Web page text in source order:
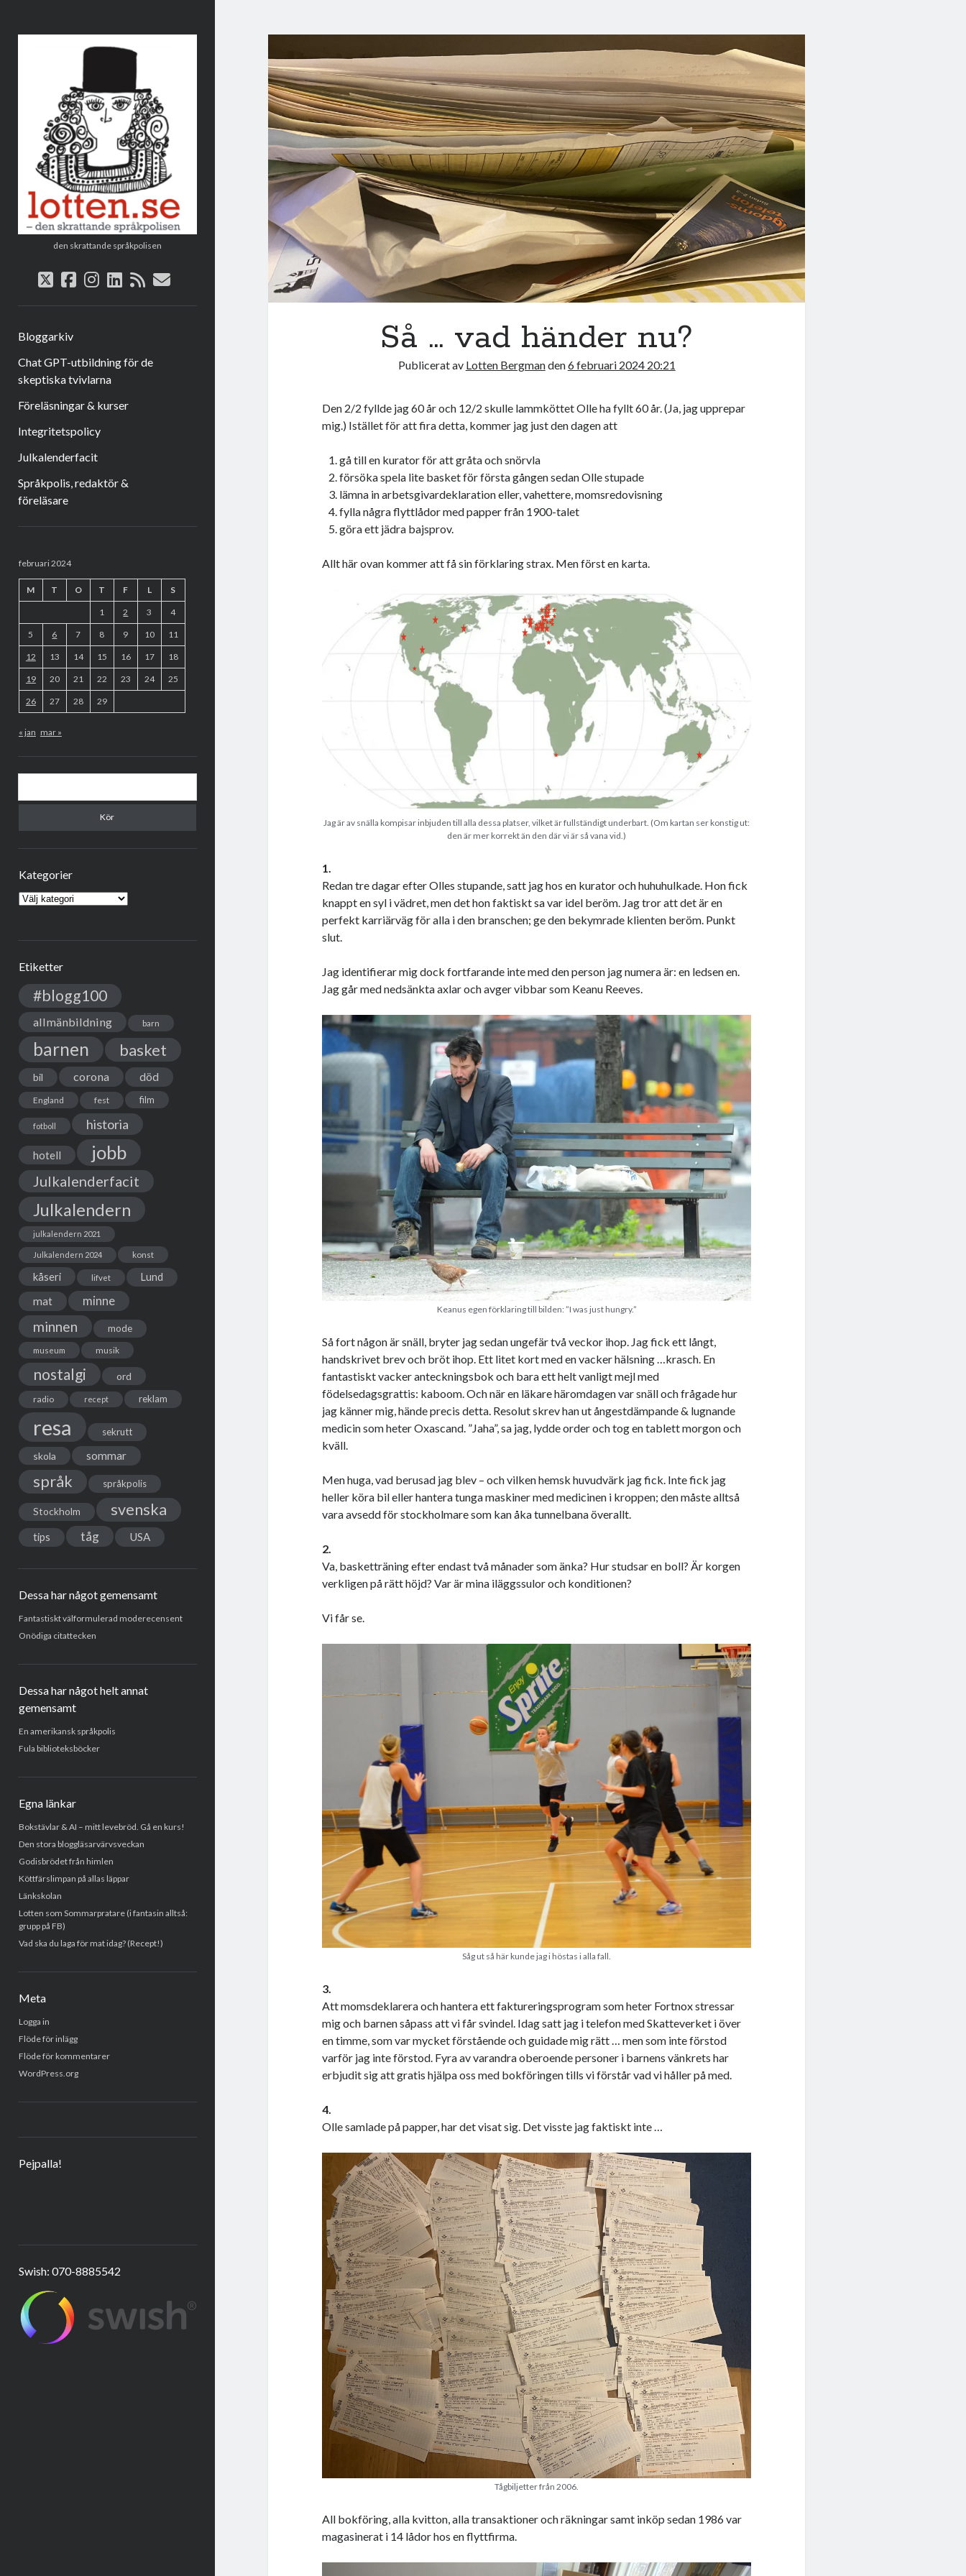
den skrattande språkpolisen
twitter
facebook
instagram
linkedin
rsse-
Bloggarkiv
Chat GPT-utbildning för de
skeptiska tvivlarna
Föreläsningar & kurser
Integritetspolicy
Julkalenderfacit
Språkpolis, redaktör &
föreläsare
februari 2024
M T O T F L S
1 2 3 4
5 6 7 8 9 10 11
12 13 14 15 16 17 18
19 20 21 22 23 24 25
26 27 28 29
« jan mar »
Kategorier
Kategorier
Etiketter
#blogg100
allmänbildning barn
barnen basket
bil corona död
England fest film
fotboll historia
hotell jobb
Julkalenderfacit
Julkalendern
julkalendern 2021
Julkalendern 2024 konst
kåseri lifvet Lund
mat minne
minnen mode
museum musik
nostalgi ord
radio recept reklam
resa sekrutt
skola sommar
språk språkpolis
Stockholm svenska
tips tåg USA
Dessa har något gemensamt
Fantastiskt välformulerad moderecensent
Onödiga citattecken
Dessa har något helt annat
gemensamt
En amerikansk språkpolis
Fula biblioteksböcker
Egna länkar
Bokstävlar & AI – mitt levebröd. Gå en kurs!
Den stora bloggläsarvärvsveckan
Godisbrödet från himlen
Köttfärslimpan på allas läppar
Länkskolan
Lotten som Sommarpratare (i fantasin alltså:
grupp på FB)
Vad ska du laga för mat idag? (Recept!)
Meta
Logga in
Flöde för inlägg
Flöde för kommentarer
WordPress.org
Pejpalla!
Swish: 070-8885542
Så … vad händer nu?
Publicerat av Lotten Bergmanden6 februari 2024 20:21
Den 2/2 fyllde jag 60 år och 12/2 skulle lammköttet Olle ha fyllt 60 år. (Ja, jag upprepar
mig.) Istället för att fira detta, kommer jag just den dagen att
gå till en kurator för att gråta och snörvla
försöka spela lite basket för första gången sedan Olle stupade
lämna in arbetsgivardeklaration eller, vahettere, momsredovisning
fylla några flyttlådor med papper från 1900-talet
göra ett jädra bajsprov.
Allt här ovan kommer att få sin förklaring strax. Men först en karta.
Jag är av snälla kompisar inbjuden till alla dessa platser, vilket är fullständigt underbart. (Om kartan ser konstig ut:
den är mer korrekt än den där vi är så vana vid.)
1.
Redan tre dagar efter Olles stupande, satt jag hos en kurator och huhuhulkade. Hon fick
knappt en syl i vädret, men det hon faktiskt sa var idel beröm. Jag tror att det är en
perfekt karriärväg för alla i den branschen; ge den bekymrade klienten beröm. Punkt
slut.
Jag identifierar mig dock fortfarande inte med den person jag numera är: en ledsen en.
Jag går med nedsänkta axlar och avger vibbar som Keanu Reeves.
Keanus egen förklaring till bilden: ”I was just hungry.”
Så fort någon är snäll, bryter jag sedan ungefär två veckor ihop. Jag fick ett långt,
handskrivet brev och bröt ihop. Ett litet kort med en vacker hälsning …krasch. En
fantastiskt vacker anteckningsbok och bara ett helt vanligt mejl med
födelsedagsgrattis: kaboom. Och när en läkare häromdagen var snäll och frågade hur
jag känner mig, hände precis detta. Resolut skrev han ut ångestdämpande & lugnande
medicin som heter Oxascand. ”Jaha”, sa jag, lydde order och tog en tablett morgon och
kväll.
Men huga, vad berusad jag blev – och vilken hemsk huvudvärk jag fick. Inte fick jag
heller köra bil eller hantera tunga maskiner med medicinen i kroppen; den måste alltså
vara avsedd för stockholmare som kan åka tunnelbana överallt.
2.
Va, basketträning efter endast två månader som änka? Hur studsar en boll? Är korgen
verkligen på rätt höjd? Var är mina iläggssulor och konditionen?
Vi får se.
Såg ut så här kunde jag i höstas i alla fall.
3.
Att momsdeklarera och hantera ett faktureringsprogram som heter Fortnox stressar
mig och barnen såpass att vi får svindel. Idag satt jag i telefon med Skatteverket i över
en timme, som var mycket förstående och guidade mig rätt … men som inte förstod
varför jag inte förstod. Fyra av varandra oberoende personer i barnens vänkrets har
erbjudit sig att gratis hjälpa oss med bokföringen tills vi förstår vad vi håller på med.
4.
Olle samlade på papper, har det visat sig. Det visste jag faktiskt inte …
Tågbiljetter från 2006.
All bokföring, alla kvitton, alla transaktioner och räkningar samt inköp sedan 1986 var
magasinerat i 14 lådor hos en flyttfirma.